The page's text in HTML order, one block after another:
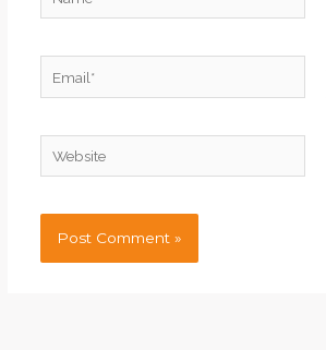
Email*
Website